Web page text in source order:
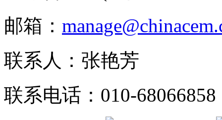
邮箱：
联系人：张艳芳
联系电话：010-68066858